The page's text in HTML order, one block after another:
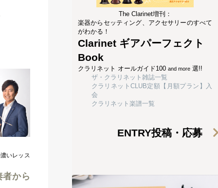
いレッス
者から
The Clarinet増刊：
楽器からセッティング、アクセサリーのすべて
がわかる！
Clarinet ギアパーフェクト
Book
クラリネット オールガイド100 and more 選!!
ザ・クラリネット雑誌一覧
クラリネットCLUB定額【月額プラン】入
会
クラリネット楽譜一覧
ENTRY投稿・応募